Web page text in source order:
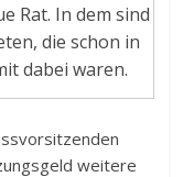
Rat. In dem sind
die schon in
dabei waren.
weitere